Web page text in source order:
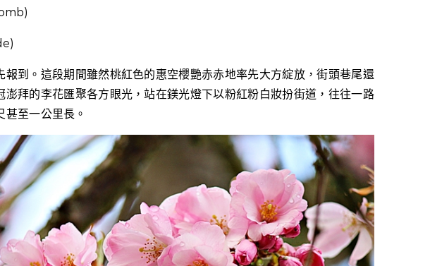
報到。這段期間雖然桃紅色的惠空櫻艷赤赤地率先大方綻放，街頭巷尾還
澎拜的李花匯聚各方眼光，站在鎂光燈下以粉紅粉白妝扮街道，往往一路
至一公里長。